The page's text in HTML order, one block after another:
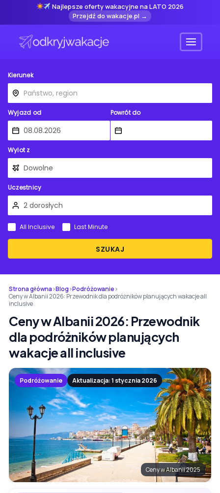
Najlepsze oferty wakacyjne na LATO 2026
Przejdź do wakacje.pl →
Menu
Kierunek
Wyjazd od Powrót do
Wylot z
Uczestnicy
SZUKAJ
All Inclusive Last Minute
Strona główna›Blog›Podróżowanie›
Ceny w Albanii 2026: Przewodnik dla podróżników planujących wakacje all
inclusive
Ceny w Albanii 2026: Przewodnik
dla podróżników planujących
wakacje all inclusive
Podróżowanie Aktualizacja: 1 stycznia 2026
Ceny w Albanii 2025